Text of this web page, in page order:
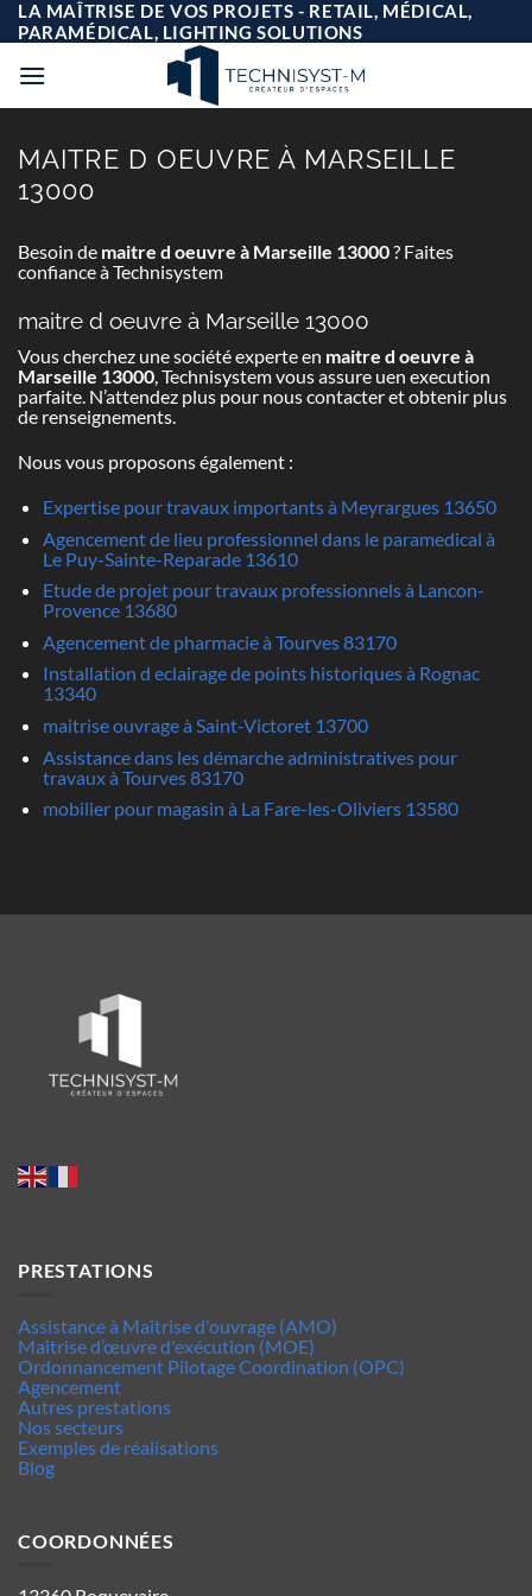
Passer
au
contenu
LA MAÎTRISE DE VOS PROJETS - RETAIL, MÉDICAL,
PARAMÉDICAL, LIGHTING SOLUTIONS
MAITRE D OEUVRE À MARSEILLE
13000
Besoin de maitre d oeuvre à Marseille 13000? Faites
confiance à Technisystem
maitre d oeuvre à Marseille 13000
Vous cherchez une société experte en maitre d oeuvre à
Marseille 13000, Technisystem vous assure uen execution
parfaite. N’attendez plus pour nous contacter et obtenir plus
de renseignements.
Nous vous proposons également :
Expertise pour travaux importants à Meyrargues 13650
Agencement de lieu professionnel dans le paramedical à
Le Puy-Sainte-Reparade 13610
Etude de projet pour travaux professionnels à Lancon-
Provence 13680
Agencement de pharmacie à Tourves 83170
Installation d eclairage de points historiques à Rognac
13340
maitrise ouvrage à Saint-Victoret 13700
Assistance dans les démarche administratives pour
travaux à Tourves 83170
mobilier pour magasin à La Fare-les-Oliviers 13580
PRESTATIONS
Assistance à Maîtrise d'ouvrage (AMO)
Maîtrise d’œuvre d'exécution (MOE)
Ordonnancement Pilotage Coordination (OPC)
Agencement
Autres prestations
Nos secteurs
Exemples de réalisations
Blog
COORDONNÉES